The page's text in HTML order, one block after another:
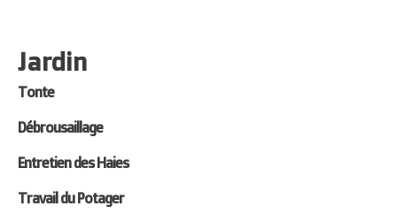
Jardin
Tonte
Débrousaillage
Entretien des Haies
Travail du Potager